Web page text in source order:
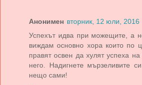
Анонимен вторник, 12 юли, 2016
Успехът идва при можещите, а
виждам основно хора които по
правят освен да хулят успеха
него. Надигнете мързеливите
нещо сами!